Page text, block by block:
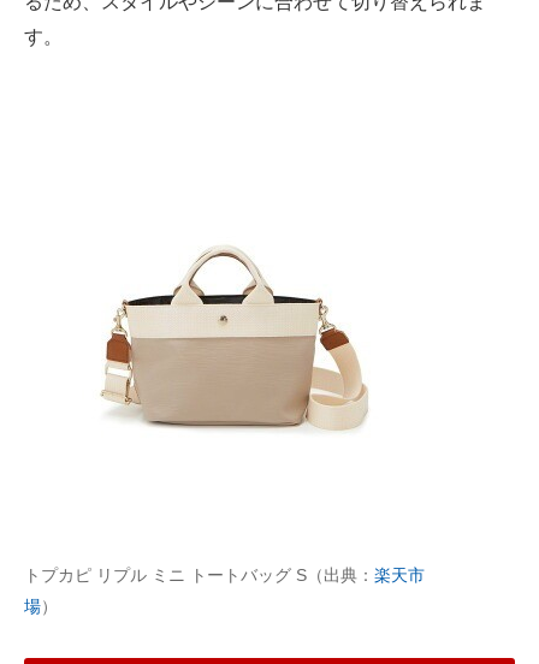
す。
トプカピ リプル ミニ トートバッグ S（出典： 楽天市
場）